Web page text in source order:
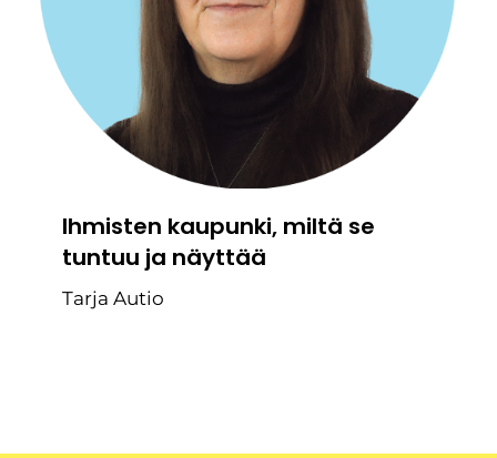
Ihmisten kaupunki, miltä se
tuntuu ja näyttää
Tarja Autio